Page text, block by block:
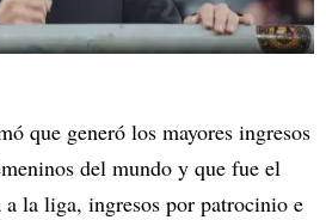
que generó los mayores ingresos
del mundo y que fue el
a la liga, ingresos por patrocinio e